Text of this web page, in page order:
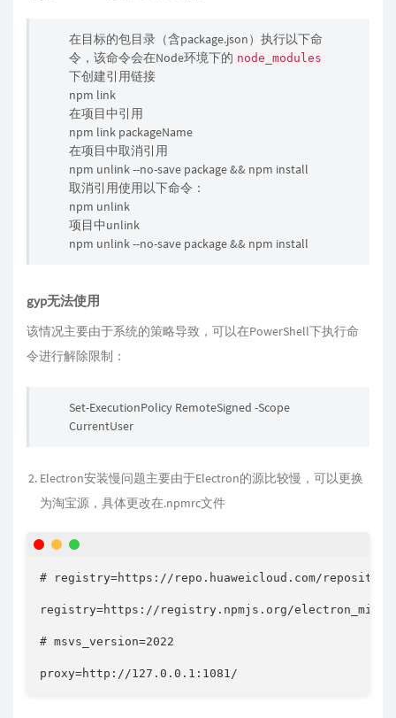
在目标的包目录（含package.json）执行以下命
令，该命令会在Node环境下的 node_modules
下创建引用链接
npm link
在项目中引用
npm link packageName
在项目中取消引用
npm unlink --no-save package && npm install
取消引用使用以下命令：
npm unlink
项目中unlink
npm unlink --no-save package && npm install
gyp无法使用
该情况主要由于系统的策略导致，可以在PowerShell下执行命
令进行解除限制：
Set-ExecutionPolicy RemoteSigned -Scope
CurrentUser
Electron安装慢问题主要由于Electron的源比较慢，可以更换
为淘宝源，具体更改在.npmrc文件
# registry=https://repo.huaweicloud.com/
registry=https://registry.npmjs.org/
# msvs_version=2022
proxy=http://127.0.0.1:1081/